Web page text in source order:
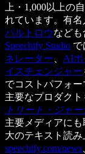
上・1,000以上の
れています。有
パルトロウなども
Speechify Studio で
ネレーター
AIボ
イスチェンジャー
でコストパフォ
主要なプロダク
トリート・ジャ
主要メディアに
大のテキスト読
speechify.com/news